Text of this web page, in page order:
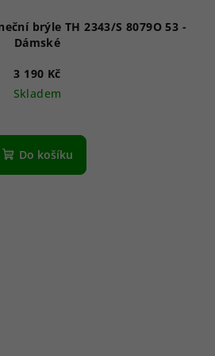
brýle TH 2343/S 8079O 53 -
Dámské
3 190 Kč
Skladem
Do košíku